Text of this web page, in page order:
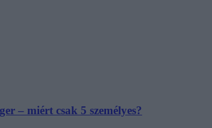
– miért csak 5 személyes?